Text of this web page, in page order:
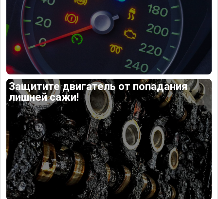
Защитите двигатель от попадания
лишней сажи!